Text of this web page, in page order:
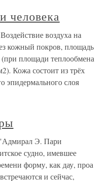
человека
воздуха на
кожный покров, площадь
(при площади теплообмена
Кожа состоит из трёх
эпидермального слоя
Э. Пари
судно, имевшее
форму, как дау, проа
и сейчас,